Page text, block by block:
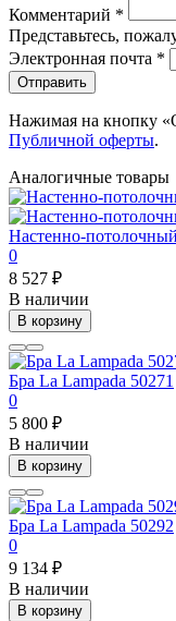
Комментарий *
Представьтесь,
Электронная почта *
Отправить
Нажимая на кнопку
Публичной оферты.
Аналогичные товары
Настенно-
0
8 527 ₽
В наличии
В корзину
Бра La Lampada 50271
0
5 800 ₽
В наличии
В корзину
Бра La Lampada 50292
0
9 134 ₽
В наличии
В корзину